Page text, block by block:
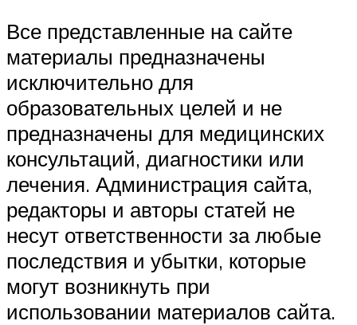
Все представленные на сайте
материалы предназначены
исключительно для
образовательных целей и не
предназначены для медицинских
консультаций, диагностики или
лечения. Администрация сайта,
редакторы и авторы статей не
несут ответственности за любые
последствия и убытки, которые
могут возникнуть при
использовании материалов сайта.